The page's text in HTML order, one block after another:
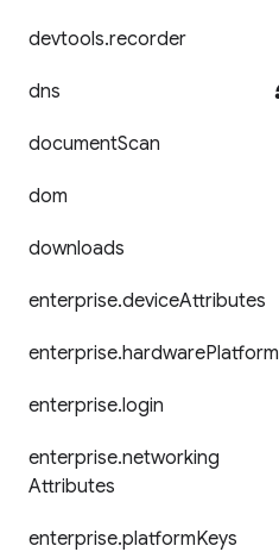
devtools.recorder
dns
documentScan
dom
downloads
enterprise.deviceAttributes
enterprise.hardwarePlatform
enterprise.login
enterprise.networking
Attributes
enterprise.platformKeys